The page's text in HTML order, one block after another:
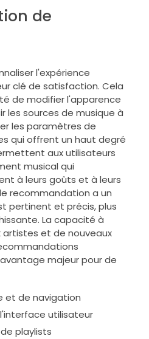
de
l'expérience
clé de satisfaction. Cela
de modifier l'apparence
les sources de musique à
les paramètres de
qui offrent un haut degré
aux utilisateurs
musical qui
à leurs goûts et à leurs
recommandation a un
pertinent et précis, plus
La capacité à
artistes et de nouveaux
majeur pour de
et de navigation
utilisateur
playlists